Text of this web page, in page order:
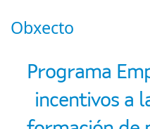
Obxecto
Programa
incentivos a